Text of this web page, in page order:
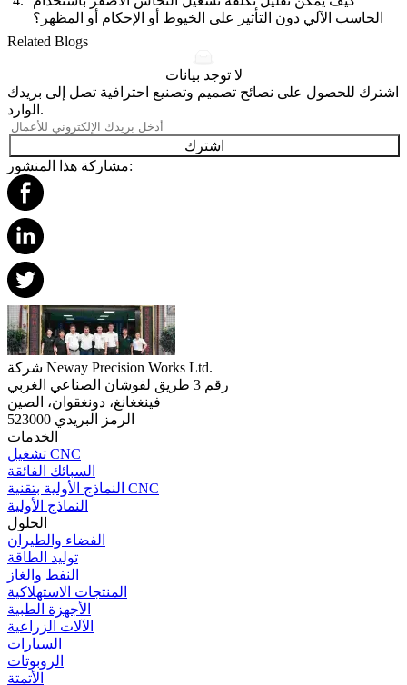
الحاسب الآلي دون التأثير على الخيوط أو الإحكام أو المظهر؟
Related Blogs
لا توجد بيانات
اشترك للحصول على نصائح تصميم وتصنيع احترافية تصل إلى بريدك
الوارد.
اشترك
مشاركة هذا المنشور:
شركة Neway Precision Works Ltd.
رقم 3 طريق لفوشان الصناعي الغربي
فينغغانغ، دونغقوان، الصين
الرمز البريدي 523000
الخدمات
تشغيل CNC
السبائك الفائقة
النماذج الأولية بتقنية CNC
النماذج الأولية
الحلول
الفضاء والطيران
توليد الطاقة
النفط والغاز
المنتجات الاستهلاكية
الأجهزة الطبية
الآلات الزراعية
السيارات
الروبوتات
الأتمتة